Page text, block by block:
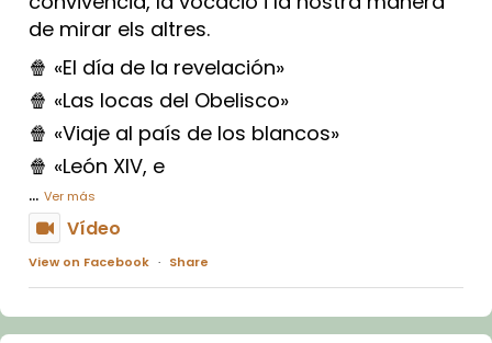
de mirar els altres.
🍿 «El día de la revelación»
🍿 «Las locas del Obelisco»
🍿 «Viaje al país de los blancos»
🍿 «León XIV, e
... Ver más
Vídeo
View on Facebook · Share
Arquebisbat de Barcelona